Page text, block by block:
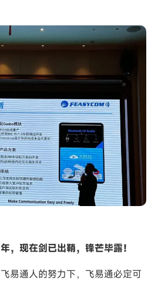
，现在剑已出鞘，锋芒毕露！
易通人的努力下，飞易通必定可